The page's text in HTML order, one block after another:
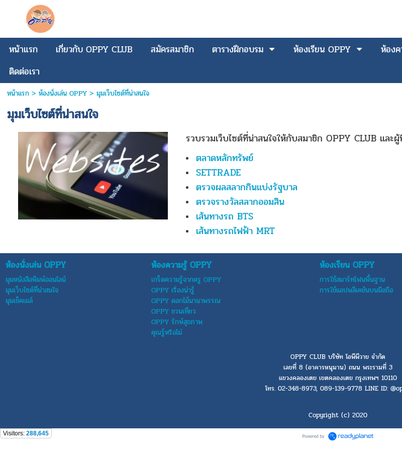
หน้าแรก เกี่ยวกับ OPPY CLUB สมัครสมาชิก ตารางฝึกอบรม ห้องเรียน OPPY ห้อง
ติดต่อเรา
หน้าแรก> ห้องนั่งเล่น OPPY > มุมเว็บไซต์ที่น่าสนใจ
มุมเว็บไซต์ที่น่าสนใจ
รวบรวมเว็บไซต์ที่น่าสนใจให้กับสมาชิก OPPY CLUB และ
ตลาดหลักทรัพย์
SETTRADE
ตรวจผลสลากกินแบ่งรัฐบาล
ตรวจรางวัลสลากออมสิน
เส้นทางรถ BTS
เส้นทางรถไฟฟ้า MRT
ห้องนั่งเล่น OPPY
มุมหนังสือพิมพ์ออนไลน์
มุมเว็บไซต์ที่น่าสนใจ
มุมเช็คเมล์
ห้องความรู้ OPPY
เกร็ดความรู้จากครู OPPY
OPPY เรื่องน่ารู้
OPPY ดอกไม้นานาพรรณ
OPPY ชวนเที่ยว
OPPY รักษ์สุขภาพ
คุณรู้หรือไม่
ห้องเรียน OPPY
การใช้สมาร์ทโฟนพื้นฐาน
การใช้แอปพลิเคชันบนมือถือ
OPPY CLUB บริษัท โอพีพีวาย จำกัด
เลขที่ 8 (อาคารหนุมาน) ถนน พระรามที่ 3
แขวงคลองเตย เขตคลองเตย กรุงเทพฯ 10110
โทร. 02-348-8973, 089-139-9778 LINE ID:
Copyright (c) 2020
Visitors: 288,645